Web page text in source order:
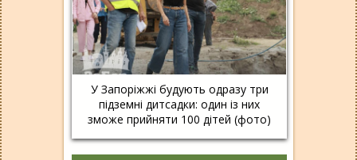
У Запоріжжі будують одразу три
підземні дитсадки: один із них
зможе прийняти 100 дітей (фото)